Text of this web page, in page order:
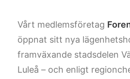
Vårt medlemsföretag
öppnat sitt nya
framväxande stadsdelen
Luleå – och enligt